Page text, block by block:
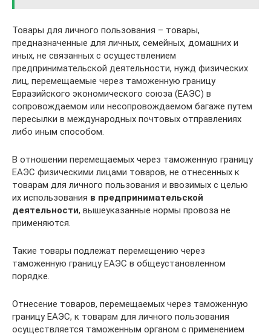
Товары для личного пользования – товары,
предназначенные для личных, семейных, домашних и
иных, не связанных с осуществлением
предпринимательской деятельности, нужд физических
лиц, перемещаемые через таможенную границу
Евразийского экономического союза (ЕАЭС) в
сопровождаемом или несопровождаемом багаже путем
пересылки в международных почтовых отправлениях
либо иным способом.
В отношении перемещаемых через таможенную границу
ЕАЭС физическими лицами товаров, не отнесенных к
товарам для личного пользования и ввозимых с целью
их использования в предпринимательской
деятельности, вышеуказанные нормы провоза не
применяются.
Такие товары подлежат перемещению через
таможенную границу ЕАЭС в общеустановленном
порядке.
Отнесение товаров, перемещаемых через таможенную
границу ЕАЭС, к товарам для личного пользования
осуществляется таможенным органом с применением